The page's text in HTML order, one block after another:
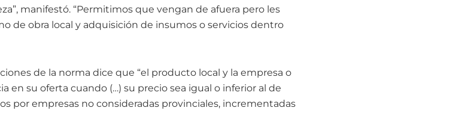
manifestó. “Permitimos que vengan de afuera pero les
de obra local y adquisición de insumos o servicios dentro
de la norma dice que “el producto local y la empresa o
en su oferta cuando (…) su precio sea igual o inferior al de
por empresas no consideradas provinciales, incrementadas